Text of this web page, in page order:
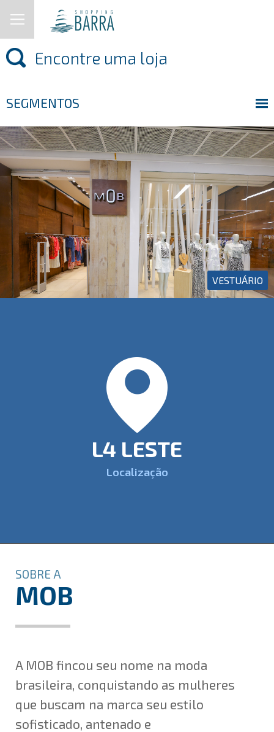
SEGMENTOS
VESTUÁRIO
L4 LESTE
Localização
SOBRE A
MOB
A MOB fincou seu nome na moda
brasileira, conquistando as mulheres
que buscam na marca seu estilo
sofisticado, antenado e